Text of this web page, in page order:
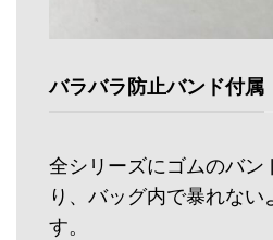
バラバラ防止バンド付属
全シリーズにゴムのバン
り、バッグ内で暴れない
す。